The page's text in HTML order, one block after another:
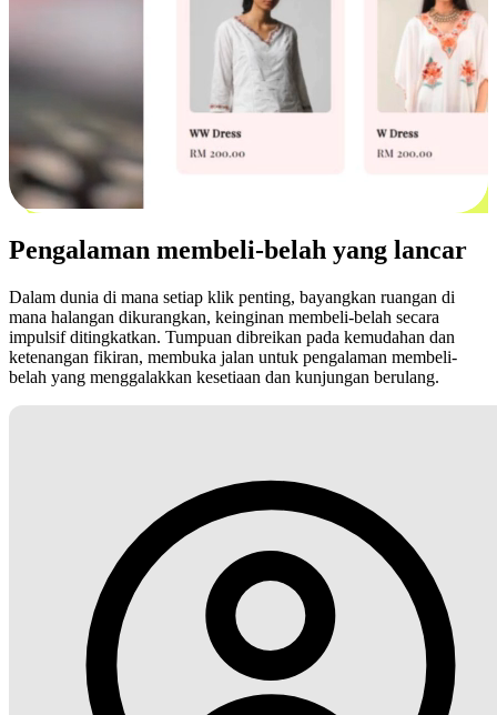
Pengalaman membeli-belah yang lancar
Dalam dunia di mana setiap klik penting, bayangkan ruangan di
mana halangan dikurangkan, keinginan membeli-belah secara
impulsif ditingkatkan. Tumpuan dibreikan pada kemudahan dan
ketenangan fikiran, membuka jalan untuk pengalaman membeli-
belah yang menggalakkan kesetiaan dan kunjungan berulang.